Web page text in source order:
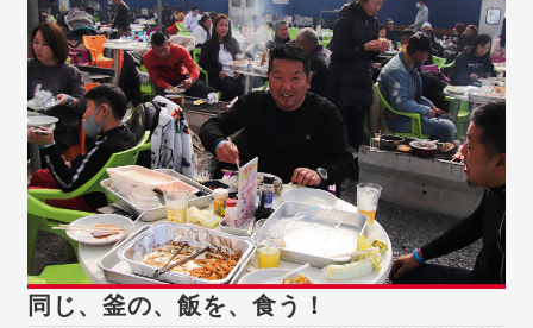
同じ、釜の、飯を、食う！